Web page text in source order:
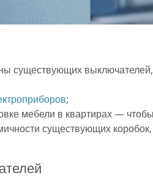
существующих
;
мебели в квартирах —
существующих